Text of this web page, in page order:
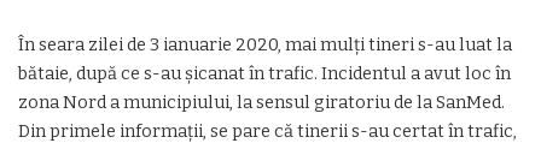
În seara zilei de 3 ianuarie 2020, mai mulți tineri s-au luat la
bătaie, după ce s-au șicanat în trafic. Incidentul a avut loc în
zona Nord a municipiului, la sensul giratoriu de la SanMed.
Din primele informații, se pare că tinerii s-au certat în trafic,